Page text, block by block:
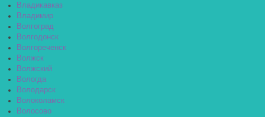
Владикавказ
Владимир
Волгоград
Волгодонск
Волгореченск
Волжск
Волжский
Вологда
Володарск
Волоколамск
Волосово